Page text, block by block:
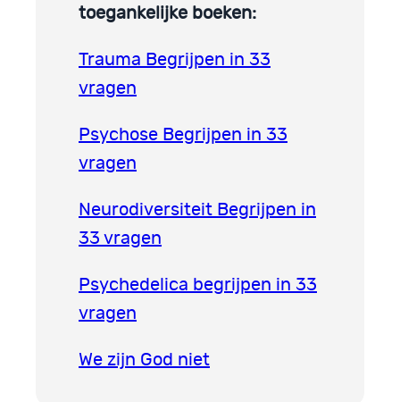
toegankelijke boeken:
Trauma Begrijpen in 33
vragen
Psychose Begrijpen in 33
vragen
Neurodiversiteit Begrijpen in
33 vragen
Psychedelica begrijpen in 33
vragen
We zijn God niet